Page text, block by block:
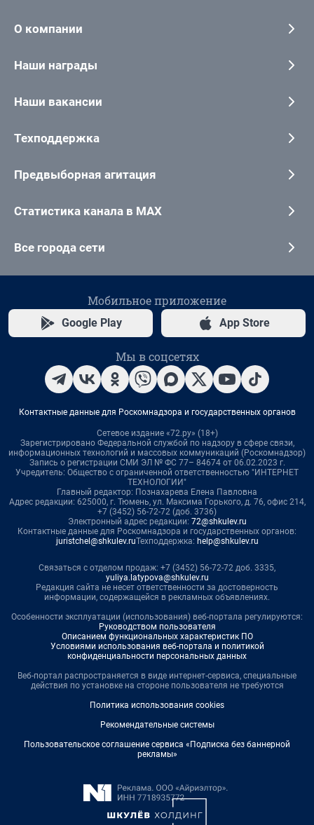
О компании
Наши награды
Наши вакансии
Техподдержка
Предвыборная агитация
Статистика канала в MAX
Все города сети
Мобильное приложение
Google Play App Store
Мы в соцсетях
Контактные данные для Роскомнадзора и государственных органов
Сетевое издание «72.ру» (18+)
Зарегистрировано Федеральной службой по надзору в сфере связи,
информационных технологий и массовых коммуникаций (Роскомнадзор)
Запись о регистрации СМИ ЭЛ № ФС 77– 84674 от 06.02.2023 г.
Учредитель: Общество с ограниченной ответственностью "ИНТЕРНЕТ
ТЕХНОЛОГИИ"
Главный редактор: Познахарева Елена Павловна
Адрес редакции: 625000, г. Тюмень, ул. Максима Горького, д. 76, офис 214,
+7 (3452) 56-72-72 (доб. 3736)
Электронный адрес редакции: 72@shkulev.ru
Контактные данные для Роскомнадзора и государственных органов:
juristchel@shkulev.ruТехподдержка: help@shkulev.ru
Связаться с отделом продаж: +7 (3452) 56-72-72 доб. 3335,
yuliya.latypova@shkulev.ru
Редакция сайта не несет ответственности за достоверность
информации, содержащейся в рекламных объявлениях.
Особенности эксплуатации (использования) веб-портала регулируются:
Руководством пользователя
Описанием функциональных характеристик ПО
Условиями использования веб-портала и политикой
конфиденциальности персональных данных
Веб-портал распространяется в виде интернет-сервиса, специальные
действия по установке на стороне пользователя не требуются
Политика использования cookies
Рекомендательные системы
Пользовательское соглашение сервиса «Подписка без баннерной
рекламы»